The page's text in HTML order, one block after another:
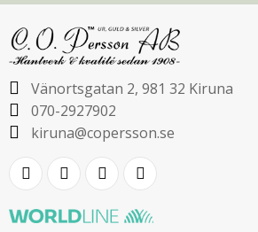
Vänortsgatan 2, 981 32 Kiruna
070-2927902
kiruna@copersson.se